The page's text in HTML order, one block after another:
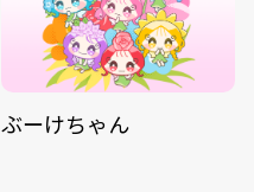
ぶーけちゃん